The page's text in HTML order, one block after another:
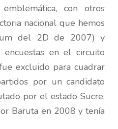
con otros
nacional que hemos
del 2D de 2007) y
en el circuito
excluido para cuadrar
por un candidato
por el estado Sucre,
Baruta en 2008 y tenía